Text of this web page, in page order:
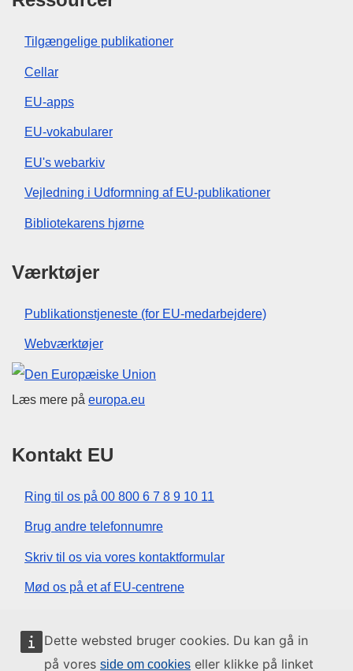
Dette websted bruger cookies. Du kan gå in
på vores side om cookies eller klikke på linket
Tilgængelige publikationer
Cellar
EU-apps
EU-vokabularer
EU's webarkiv
Vejledning i Udformning af EU-publikationer
Bibliotekarens hjørne
Værktøjer
Publikationstjeneste (for EU-medarbejdere)
Webværktøjer
Den Europæiske Union
Læs mere på europa.eu
Kontakt EU
Ring til os på 00 800 6 7 8 9 10 11
Brug andre telefonnumre
Skriv til os via vores kontaktformular
Mød os på et af EU-centrene
Sociale medier